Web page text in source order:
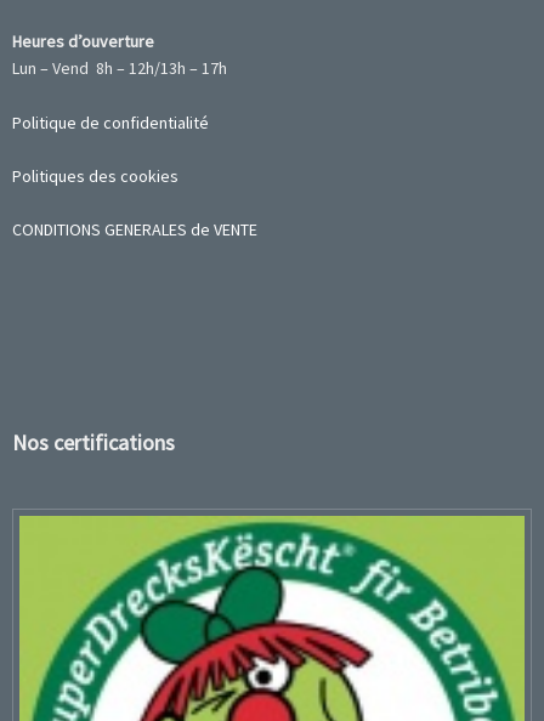
Heures d’ouverture
Lun – Vend 8h – 12h/13h – 17h
Politique de confidentialité
Politiques des cookies
CONDITIONS GENERALES de VENTE
Nos certifications